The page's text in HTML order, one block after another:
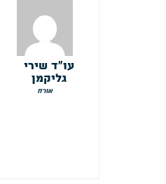
עו"ד שירי
גליקמן
אורח